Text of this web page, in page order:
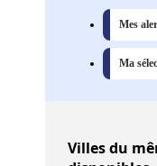
Mes
Ma
Villesdu